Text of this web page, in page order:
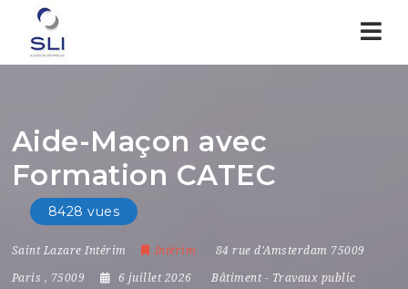
Aide-Maçon avec
Formation CATEC
8428 vues
Saint Lazare Intérim Intérim 84 rue d'Amsterdam 75009
Paris , 75009 6 juillet 2026 Bâtiment- Travaux public